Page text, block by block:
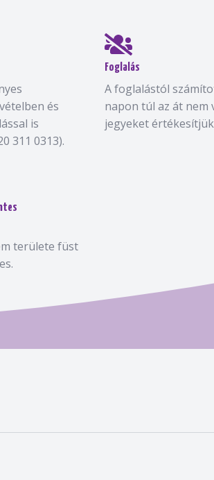
és
is
311 0313).
Foglalás
A foglalástól
napon túl az át nem
jegyeket
területe füst